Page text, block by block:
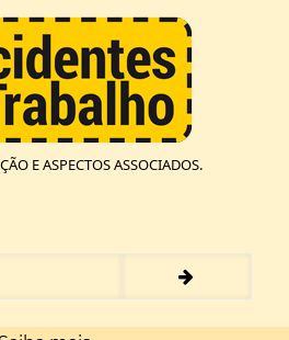
E ASPECTOS ASSOCIADOS.